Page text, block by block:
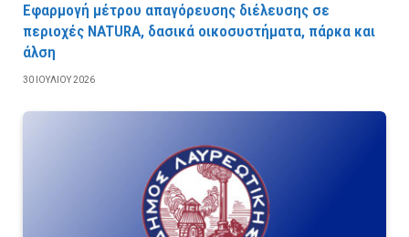
Εφαρμογή μέτρου απαγόρευσης διέλευσης σε
περιοχές NATURA, δασικά οικοσυστήματα, πάρκα και
άλση
30 ΙΟΥΛΊΟΥ 2026